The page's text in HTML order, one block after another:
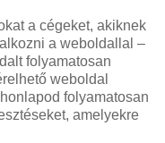
a cégeket, akiknek
a weboldallal –
folyamatosan
weboldal
folyamatosan
amelyekre